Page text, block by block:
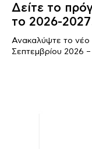
Δείτε το
το 2026-
Ανακαλύψτε το νέο
Σεπτεμβρίου 2026 –